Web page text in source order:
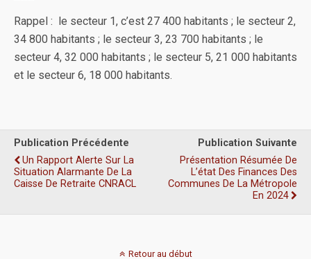
Rappel : le secteur 1, c’est 27 400 habitants ; le secteur 2,
34 800 habitants ; le secteur 3, 23 700 habitants ; le
secteur 4, 32 000 habitants ; le secteur 5, 21 000 habitants
et le secteur 6, 18 000 habitants.
Publication Précédente
Un Rapport Alerte Sur La
Situation Alarmante De La
Caisse De Retraite CNRACL
Publication Suivante
Présentation Résumée De
L’état Des Finances Des
Communes De La Métropole
En 2024
Retour au début